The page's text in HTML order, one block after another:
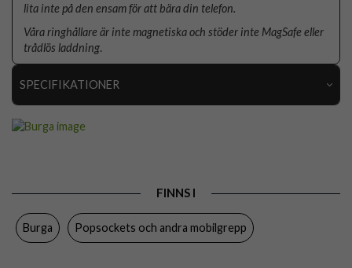
lita inte på den ensam för att bära din telefon.
Våra ringhållare är inte magnetiska och stöder inte MagSafe eller
trådlös laddning.
SPECIFIKATIONER
Tillverkarens art nr
FINNS I
Burga Popsockets och andra mobilgrepp